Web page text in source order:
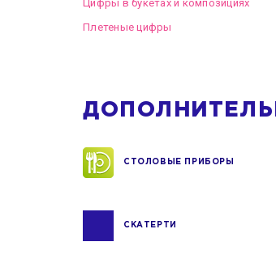
Цифры в букетах и композициях
Плетеные цифры
СТОЛОВЫЕ ПРИБОРЫ
СКАТЕРТИ